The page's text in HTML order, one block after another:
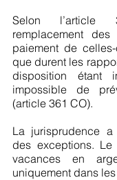
Selon
remplacement
paiement de
que durent les
disposition étant
impossible de
(article 361 CO).
La jurisprudence a
des exceptions. Le
vacances en
uniquement dans